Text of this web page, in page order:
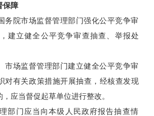
障
市场监督管理部门强化公平竞争审
建立健全公平竞争审查抽查、举报处
监督管理部门建立健全公平竞争审
对有关政策措施开展抽查，经核查发现
应当督促起草单位进行整改。
门应当向本级人民政府报告抽查情